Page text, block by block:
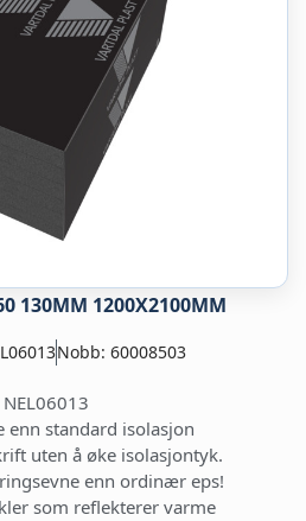
130MM 1200X2100MM
Nobb: 60008503
enn standard isolasjon
uten å øke isolasjontyk.
enn ordinær eps!
som reflekterer varme